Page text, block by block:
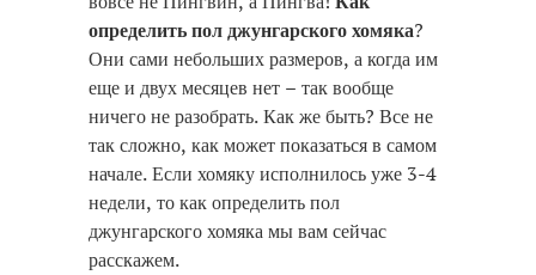
определить пол джунгарского хомяка?
Они сами небольших размеров, а когда им
еще и двух месяцев нет – так вообще
ничего не разобрать. Как же быть? Все не
так сложно, как может показаться в самом
начале. Если хомяку исполнилось уже 3-4
недели, то как определить пол
джунгарского хомяка мы вам сейчас
расскажем.